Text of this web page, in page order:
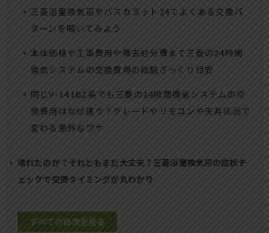
三菱浴室換気扇やバスカラット24でよくある交換パ
ターンを覗いてみよう
本体価格や工事費用や撤去処分費まで三菱の24時間
換気システムの交換費用の総額ざっくり目安
同じV-141BZ系でも三菱の24時間換気システムの交
換費用はなぜ違う？グレードやリモコンや天井状況で
変わる意外なワケ
壊れたのか？それともまだ大丈夫？三菱浴室換気扇の症状チ
ェックで交換タイミングが丸わかり
すべての目次を見る